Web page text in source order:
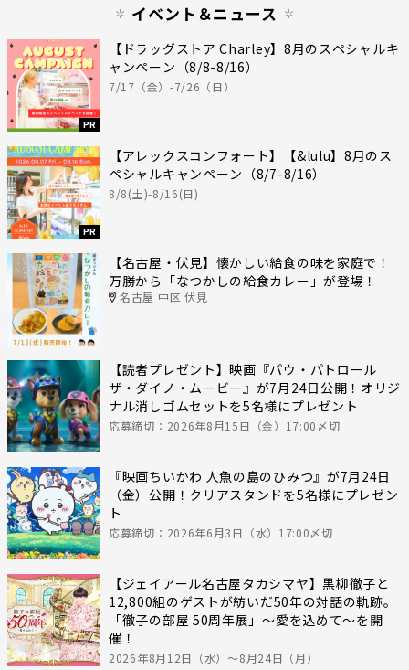
イベント＆ニュース
PR
【ドラッグストア Charley】8月のスペシャルキ
ャンペーン（8/8-8/16）
7/17（金）-7/26（日）
PR
【アレックスコンフォート】【&lulu】8月のス
ペシャルキャンペーン（8/7-8/16）
8/8(土)-8/16(日)
【名古屋・伏見】懐かしい給食の味を家庭で！
万勝から「なつかしの給食カレー」が登場！
名古屋 中区 伏見
【読者プレゼント】映画『パウ・パトロール
ザ・ダイノ・ムービー』が7月24日公開！オリジ
ナル消しゴムセットを5名様にプレゼント
応募締切：2026年8月15日（金）17:00〆切
『映画ちいかわ 人魚の島のひみつ』が7月24日
（金）公開！クリアスタンドを5名様にプレゼン
ト
応募締切：2026年6月3日（水）17:00〆切
【ジェイアール名古屋タカシマヤ】黒柳徹子と
12,800組のゲストが紡いだ50年の対話の軌跡。
「徹子の部屋 50周年展」～愛を込めて～を開
催！
2026年8月12日（水）〜8月24日（月）